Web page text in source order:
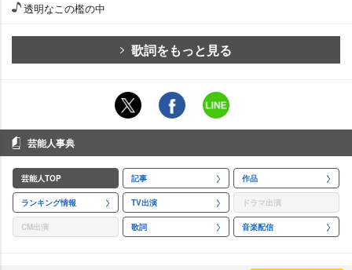
透明なこの檻の中
歌詞をもっと見る
芸能人事典
芸能人TOP 記事 作品
ランキング情報 TV出演 ドラマ出演
CM出演 歌詞 音楽配信